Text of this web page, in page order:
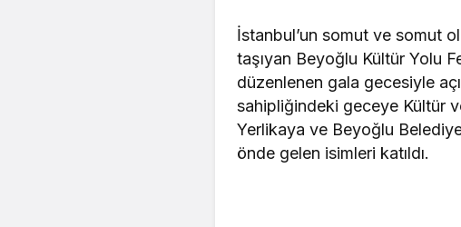
İstanbul’un somut ve somut
taşıyan Beyoğlu Kültür Yolu
düzenlenen gala gecesiyle
sahipliğindeki geceye Kültür
Yerlikaya ve Beyoğlu Belediye
önde gelen isimleri katıldı.